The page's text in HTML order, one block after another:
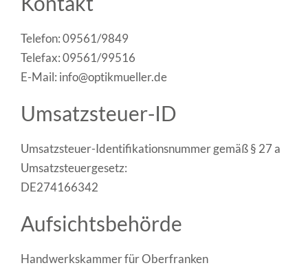
Telefon: 09561/9849
Telefax: 09561/99516
E-Mail: info@optikmueller.de
Umsatzsteuer-ID
Umsatzsteuer-Identifikationsnummer gemäß § 27 a
Umsatzsteuergesetz:
DE274166342
Aufsichtsbehörde
Handwerkskammer für Oberfranken